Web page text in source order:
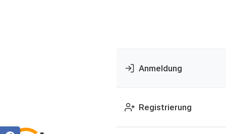
Anmeldung
Registrierung